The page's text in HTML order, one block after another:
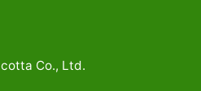
cotta Co., Ltd.